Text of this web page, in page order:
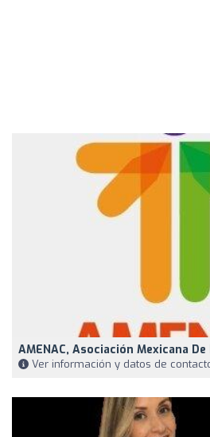
AMENAC, Asociación Mexicana
Ver información y datos de